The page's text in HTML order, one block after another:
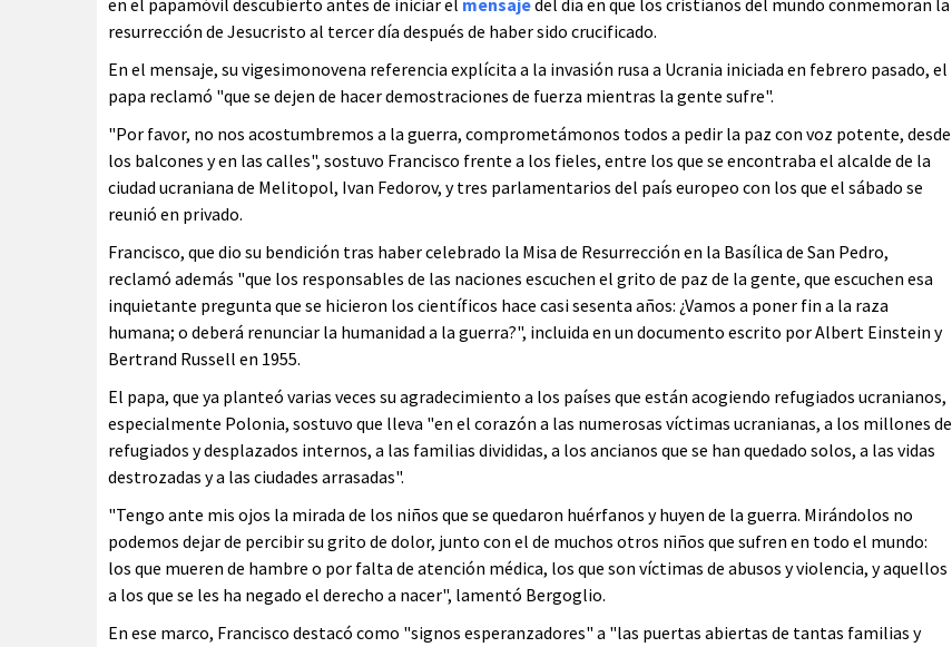
en el papamóvil descubierto antes de iniciar el mensajedel día en que los cristianos del mundo conmemoran la
resurrección de Jesucristo al tercer día después de haber sido crucificado.
En el mensaje, su vigesimonovena referencia explícita a la invasión rusa a Ucrania iniciada en febrero pasado, el
papa reclamó "que se dejen de hacer demostraciones de fuerza mientras la gente sufre".
"Por favor, no nos acostumbremos a la guerra, comprometámonos todos a pedir la paz con voz potente, desde
los balcones y en las calles", sostuvo Francisco frente a los fieles, entre los que se encontraba el alcalde de la
ciudad ucraniana de Melitopol, Ivan Fedorov, y tres parlamentarios del país europeo con los que el sábado se
reunió en privado.
Francisco, que dio su bendición tras haber celebrado la Misa de Resurrección en la Basílica de San Pedro,
reclamó además "que los responsables de las naciones escuchen el grito de paz de la gente, que escuchen esa
inquietante pregunta que se hicieron los científicos hace casi sesenta años: ¿Vamos a poner fin a la raza
humana; o deberá renunciar la humanidad a la guerra?", incluida en un documento escrito por Albert Einstein y
Bertrand Russell en 1955.
El papa, que ya planteó varias veces su agradecimiento a los países que están acogiendo refugiados ucranianos,
especialmente Polonia, sostuvo que lleva "en el corazón a las numerosas víctimas ucranianas, a los millones de
refugiados y desplazados internos, a las familias divididas, a los ancianos que se han quedado solos, a las vidas
destrozadas y a las ciudades arrasadas".
"Tengo ante mis ojos la mirada de los niños que se quedaron huérfanos y huyen de la guerra. Mirándolos no
podemos dejar de percibir su grito de dolor, junto con el de muchos otros niños que sufren en todo el mundo:
los que mueren de hambre o por falta de atención médica, los que son víctimas de abusos y violencia, y aquellos
a los que se les ha negado el derecho a nacer", lamentó Bergoglio.
En ese marco, Francisco destacó como "signos esperanzadores" a "las puertas abiertas de tantas familias y